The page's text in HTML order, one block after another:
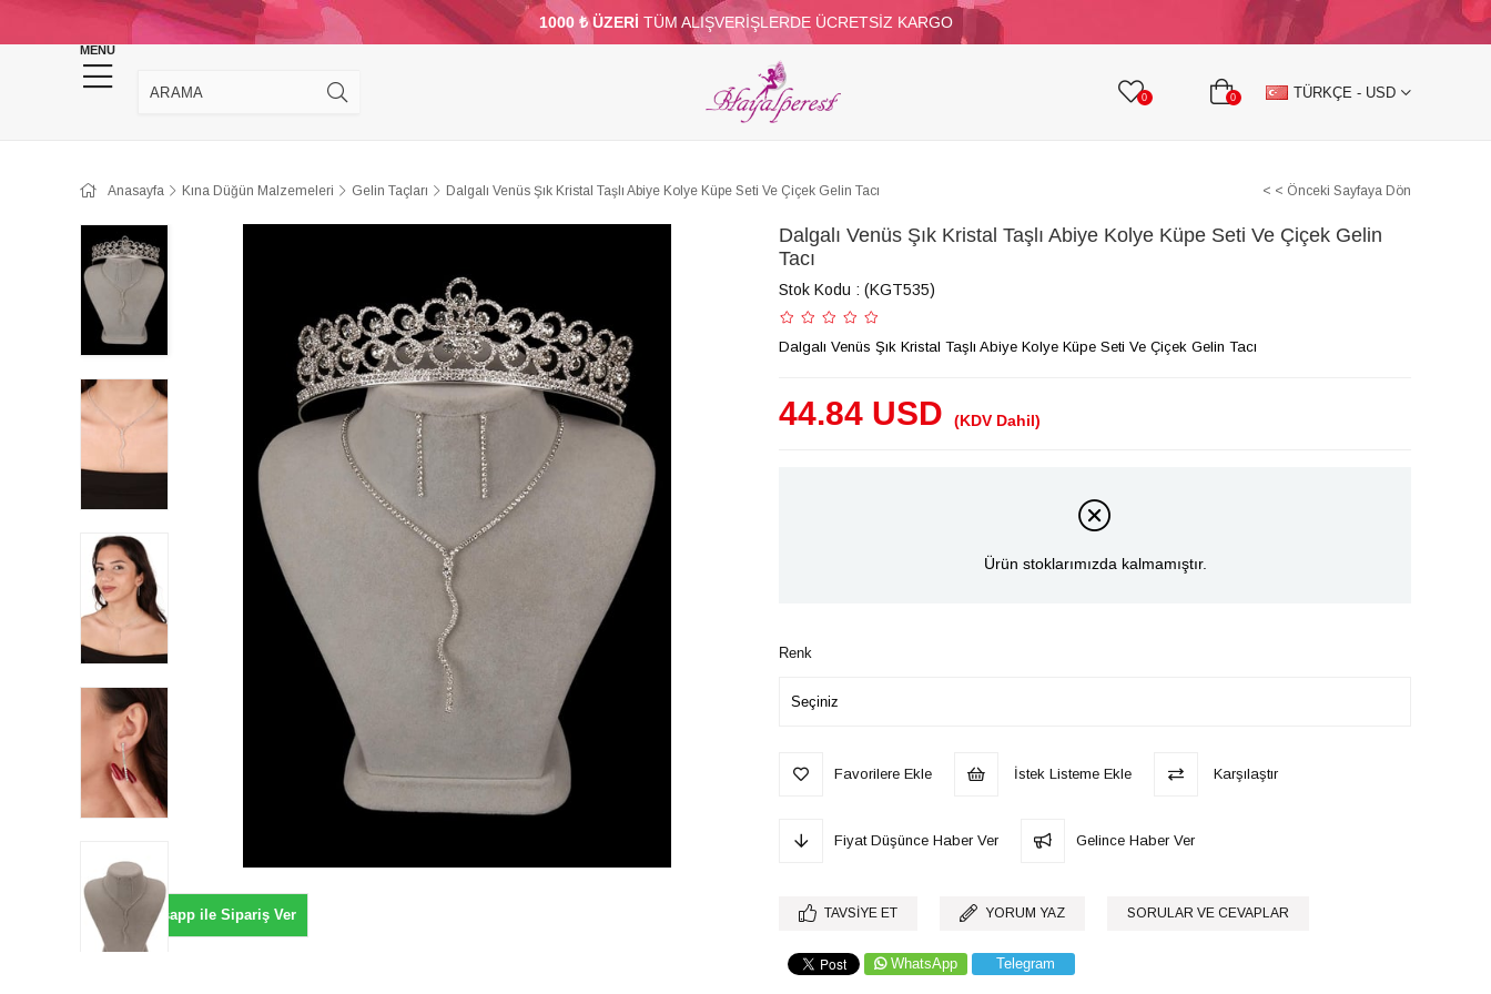
1000 ₺ ÜZERİ TÜM ALIŞVERİŞLERDE ÜCRETSİZ KARGO
MENU
0 0 TÜRKÇE - USD
KINA DÜĞÜN MALZEMELERİ TAKI MALZEMELERİ PARTİ VE SÜS MALZEMELERİ TÜY BONCUKLAR TAŞLI TEKSTİL AKSESUARLARI
TOPTAN DİĞER
Anasayfa Kına Düğün Malzemeleri Gelin Taçları Dalgalı Venüs Şık Kristal Taşlı Abiye Kolye Küpe Seti Ve Çiçek Gelin Tacı < < Önceki Sayfaya Dön
Whatsapp ile Sipariş Ver
Dalgalı Venüs Şık Kristal Taşlı Abiye Kolye Küpe Seti Ve Çiçek Gelin
Tacı
Stok Kodu (KGT535)
Dalgalı Venüs Şık Kristal Taşlı Abiye Kolye Küpe Seti Ve Çiçek Gelin Tacı
44.84 USD (KDV Dahil)
Ürün stoklarımızda kalmamıştır.
Renk
Favorilere Ekle İstek Listeme Ekle Karşılaştır
Fiyat Düşünce Haber Ver Gelince Haber Ver
TAVSIYE ET YORUM YAZ SORULAR VE CEVAPLAR
WhatsApp Telegram